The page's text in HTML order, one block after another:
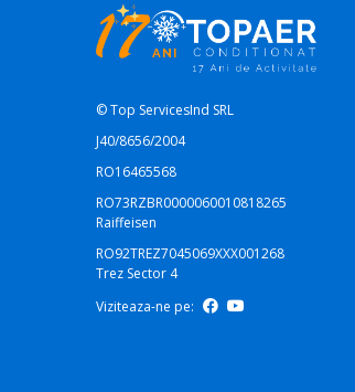
© Top ServicesInd SRL
J40/8656/2004
RO16465568
RO73RZBR0000060010818265
Raiffeisen
RO92TREZ7045069XXX001268
Trez Sector 4
Viziteaza-ne pe: